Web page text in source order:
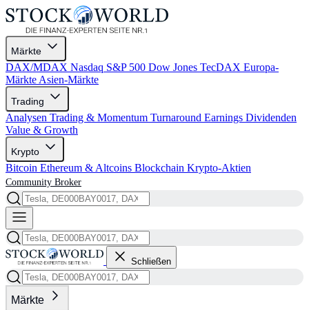
Märkte
DAX/MDAX Nasdaq S&P 500 Dow Jones TecDAX Europa-
Märkte Asien-Märkte
Trading
Analysen Trading & Momentum Turnaround Earnings Dividenden
Value & Growth
Krypto
Bitcoin Ethereum & Altcoins Blockchain Krypto-Aktien
Community Broker
Schließen
Märkte